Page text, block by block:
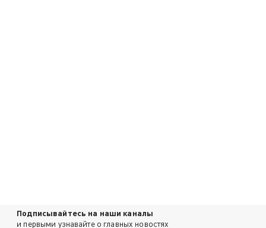
Подписывайтесь на наши каналы
и первыми узнавайте о главных новостях